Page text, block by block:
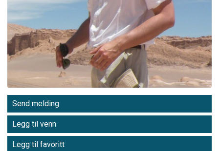
Send melding
Legg til venn
Legg til favoritt